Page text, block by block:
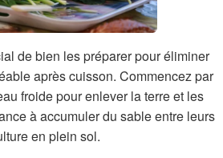
de bien les préparer pour éliminer
après cuisson. Commencez par
froide pour enlever la terre et les
à accumuler du sable entre leurs
en plein sol.